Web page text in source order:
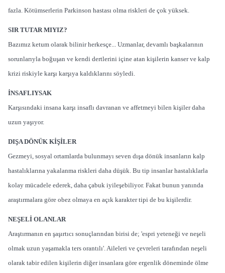
fazla. Kötümserlerin Parkinson hastası olma riskleri de çok yüksek.
SIR TUTAR MIYIZ?
Bazımız ketum olarak bilinir herkesçe... Uzmanlar, devamlı başkalarının
sorunlarıyla boğuşan ve kendi dertlerini içine atan kişilerin kanser ve kalp
krizi riskiyle karşı karşıya kaldıklarını söyledi.
İNSAFLIYSAK
Karşısındaki insana karşı insaflı davranan ve affetmeyi bilen kişiler daha
uzun yaşıyor.
DIŞA DÖNÜK KİŞİLER
Gezmeyi, sosyal ortamlarda bulunmayı seven dışa dönük insanların kalp
hastalıklarına yakalanma riskleri daha düşük. Bu tip insanlar hastalıklarla
kolay mücadele ederek, daha çabuk iyileşebiliyor. Fakat bunun yanında
araştırmalara göre obez olmaya en açık karakter tipi de bu kişilerdir.
NEŞELİ OLANLAR
Araştırmanın en şaşırtıcı sonuçlarından birisi de; 'espri yeteneği ve neşeli
olmak uzun yaşamakla ters orantılı'. Aileleri ve çevreleri tarafından neşeli
olarak tabir edilen kişilerin diğer insanlara göre ergenlik döneminde ölme